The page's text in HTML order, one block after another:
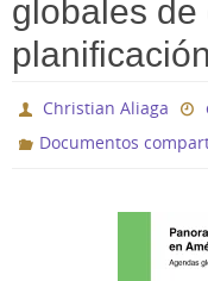
globales
Christian Aliaga
Documentos